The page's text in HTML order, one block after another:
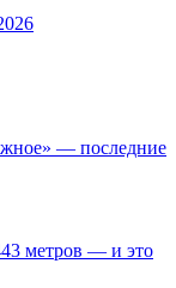
— последние
метров — и это